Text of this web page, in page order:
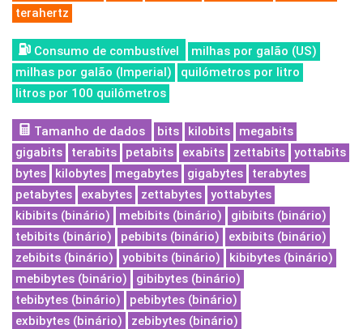
terahertz
Consumo de combustível
milhas por galão (US)
milhas por galão (Imperial)
quilómetros por litro
litros por 100 quilômetros
Tamanho de dados bits kilobits
megabits
gigabits
terabits petabits exabits zettabits
yottabits
bytes
kilobytes megabytes gigabytes
terabytes
petabytes
exabytes zettabytes
yottabytes
kibibits (binário)
mebibits (binário)
gibibits (binário)
tebibits (binário)
pebibits (binário)
exbibits (binário)
zebibits (binário)
yobibits (binário)
kibibytes (binário)
mebibytes (binário)
gibibytes (binário)
tebibytes (binário)
pebibytes (binário)
exbibytes (binário)
zebibytes (binário)